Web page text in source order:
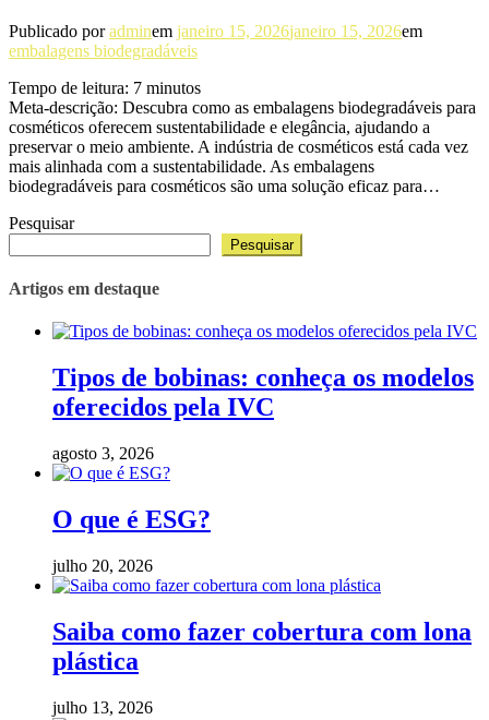
Publicado poradminem janeiro 15, 2026janeiro 15, 2026em
embalagens biodegradáveis
Tempo de leitura: 7 minutos
Meta-descrição: Descubra como as embalagens biodegradáveis para
cosméticos oferecem sustentabilidade e elegância, ajudando a
preservar o meio ambiente. A indústria de cosméticos está cada vez
mais alinhada com a sustentabilidade. As embalagens
biodegradáveis para cosméticos são uma solução eficaz para…
Pesquisar
Pesquisar
Artigos em destaque
Tipos de bobinas: conheça os modelos
oferecidos pela IVC
agosto 3, 2026
O que é ESG?
julho 20, 2026
Saiba como fazer cobertura com lona
plástica
julho 13, 2026